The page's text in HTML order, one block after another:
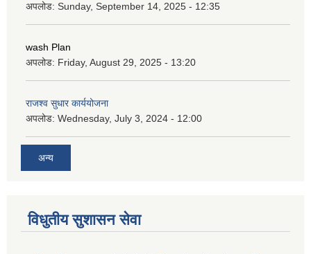
अपलोड: Sunday, September 14, 2025 - 12:35
wash Plan
अपलोड: Friday, August 29, 2025 - 13:20
राजश्व सुधार कार्ययोजना
अपलोड: Wednesday, July 3, 2024 - 12:00
अन्य
विधुतीय सुशासन सेवा